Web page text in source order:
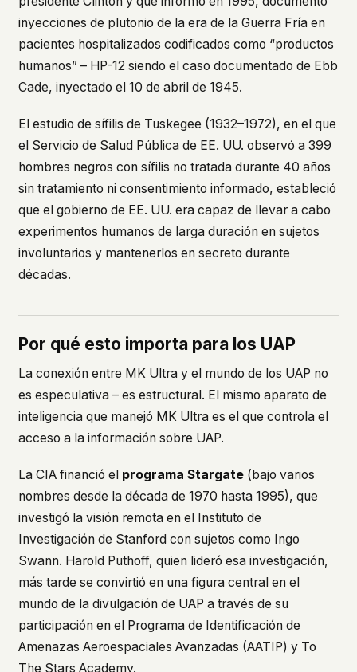
inyecciones de plutonio de la era de la Guerra Fría en
pacientes hospitalizados codificados como “productos
humanos” – HP-12 siendo el caso documentado de Ebb
Cade, inyectado el 10 de abril de 1945.
El estudio de sífilis de Tuskegee (1932–1972), en el que
el Servicio de Salud Pública de EE. UU. observó a 399
hombres negros con sífilis no tratada durante 40 años
sin tratamiento ni consentimiento informado, estableció
que el gobierno de EE. UU. era capaz de llevar a cabo
experimentos humanos de larga duración en sujetos
involuntarios y mantenerlos en secreto durante
décadas.
Por qué esto importa para los UAP
La conexión entre MK Ultra y el mundo de los UAP no
es especulativa – es estructural. El mismo aparato de
inteligencia que manejó MK Ultra es el que controla el
acceso a la información sobre UAP.
La CIA financió el programa Stargate(bajo varios
nombres desde la década de 1970 hasta 1995), que
investigó la visión remota en el Instituto de
Investigación de Stanford con sujetos como Ingo
Swann. Harold Puthoff, quien lideró esa investigación,
más tarde se convirtió en una figura central en el
mundo de la divulgación de UAP a través de su
participación en el Programa de Identificación de
Amenazas Aeroespaciales Avanzadas (AATIP) y To
The Stars Academy.